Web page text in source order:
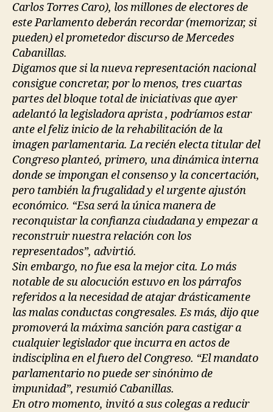
Carlos Torres Caro), los millones de electores de
este Parlamento deberán recordar (memorizar, si
pueden) el prometedor discurso de Mercedes
Cabanillas.
Digamos que si la nueva representación nacional
consigue concretar, por lo menos, tres cuartas
partes del bloque total de iniciativas que ayer
adelantó la legisladora aprista , podríamos estar
ante el feliz inicio de la rehabilitación de la
imagen parlamentaria. La recién electa titular del
Congreso planteó, primero, una dinámica interna
donde se impongan el consenso y la concertación,
pero también la frugalidad y el urgente ajustón
económico. “Esa será la única manera de
reconquistar la confianza ciudadana y empezar a
reconstruir nuestra relación con los
representados”, advirtió.
Sin embargo, no fue esa la mejor cita. Lo más
notable de su alocución estuvo en los párrafos
referidos a la necesidad de atajar drásticamente
las malas conductas congresales. Es más, dijo que
promoverá la máxima sanción para castigar a
cualquier legislador que incurra en actos de
indisciplina en el fuero del Congreso. “El mandato
parlamentario no puede ser sinónimo de
impunidad”, resumió Cabanillas.
En otro momento, invitó a sus colegas a reducir